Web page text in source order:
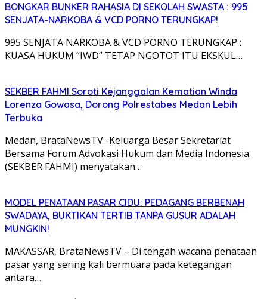
BONGKAR BUNKER RAHASIA DI SEKOLAH SWASTA : 995
SENJATA-NARKOBA & VCD PORNO TERUNGKAP!
995 SENJATA NARKOBA & VCD PORNO TERUNGKAP :
KUASA HUKUM “IWD” TETAP NGOTOT ITU EKSKUL…
SEKBER FAHMI Soroti Kejanggalan Kematian Winda
Lorenza Gowasa, Dorong Polrestabes Medan Lebih
Terbuka
Medan, BrataNewsTV -Keluarga Besar Sekretariat
Bersama Forum Advokasi Hukum dan Media Indonesia
(SEKBER FAHMI) menyatakan…
MODEL PENATAAN PASAR CIDU: PEDAGANG BERBENAH
SWADAYA, BUKTIKAN TERTIB TANPA GUSUR ADALAH
MUNGKIN!
MAKASSAR, BrataNewsTV – Di tengah wacana penataan
pasar yang sering kali bermuara pada ketegangan
antara…